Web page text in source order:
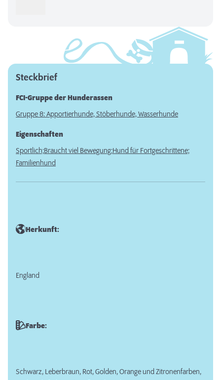
Steckbrief
FCI-Gruppe der Hunderassen
Gruppe 8: Apportierhunde, Stöberhunde, Wasserhunde
Eigenschaften
Sportlich;Braucht viel Bewegung;Hund für Fortgeschrittene;
Familienhund
Herkunft:
England
Farbe:
Schwarz, Leberbraun, Rot, Golden, Orange und Zitronenfarben,